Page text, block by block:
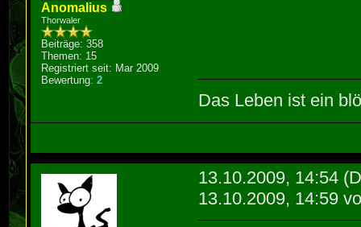
Anomalius
Thorwaler
Beiträge: 358
Themen: 15
Registriert seit: Mar 2009
Bewertung:2
Das Leben ist ein
13.10.2009, 14:54
13.10.2009, 14:59